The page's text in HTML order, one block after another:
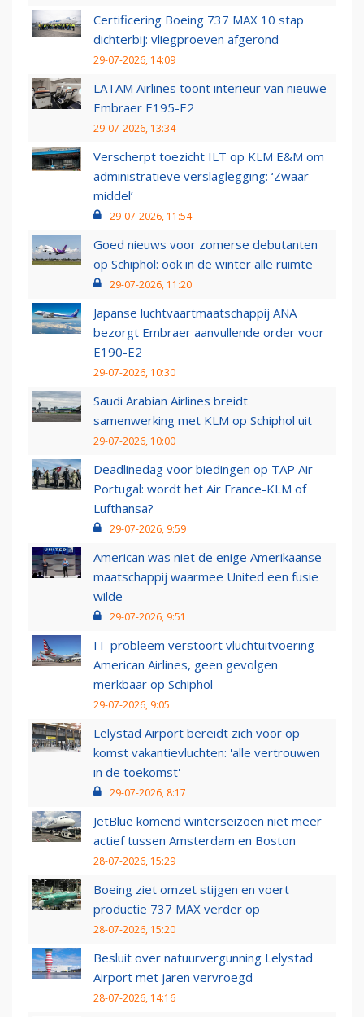
Certificering Boeing 737 MAX 10 stap
dichterbij: vliegproeven afgerond
29-07-2026, 14:09
LATAM Airlines toont interieur van nieuwe
Embraer E195-E2
29-07-2026, 13:34
Verscherpt toezicht ILT op KLM E&M om
administratieve verslaglegging: ‘Zwaar
middel’
29-07-2026, 11:54
Goed nieuws voor zomerse debutanten
op Schiphol: ook in de winter alle ruimte
29-07-2026, 11:20
Japanse luchtvaartmaatschappij ANA
bezorgt Embraer aanvullende order voor
E190-E2
29-07-2026, 10:30
Saudi Arabian Airlines breidt
samenwerking met KLM op Schiphol uit
29-07-2026, 10:00
Deadlinedag voor biedingen op TAP Air
Portugal: wordt het Air France-KLM of
Lufthansa?
29-07-2026, 9:59
American was niet de enige Amerikaanse
maatschappij waarmee United een fusie
wilde
29-07-2026, 9:51
IT-probleem verstoort vluchtuitvoering
American Airlines, geen gevolgen
merkbaar op Schiphol
29-07-2026, 9:05
Lelystad Airport bereidt zich voor op
komst vakantievluchten: 'alle vertrouwen
in de toekomst'
29-07-2026, 8:17
JetBlue komend winterseizoen niet meer
actief tussen Amsterdam en Boston
28-07-2026, 15:29
Boeing ziet omzet stijgen en voert
productie 737 MAX verder op
28-07-2026, 15:20
Besluit over natuurvergunning Lelystad
Airport met jaren vervroegd
28-07-2026, 14:16